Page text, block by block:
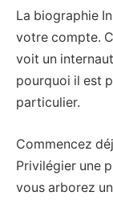
La biographie
votre compte.
voit un
pourquoi il est
particulier.
Commencez
Privilégier une
vous arborez